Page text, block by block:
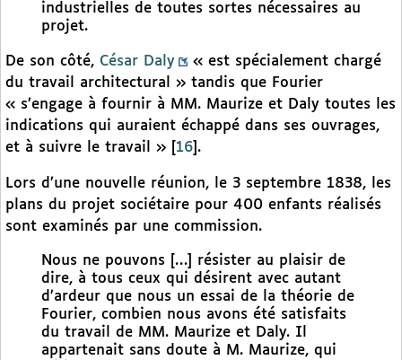
industrielles de toutes sortes nécessaires au
projet.
De son côté, César Daly
« est spécialement chargé
du travail architectural » tandis que Fourier
« s’engage à fournir à MM. Maurize et Daly toutes les
indications qui auraient échappé dans ses ouvrages,
et à suivre le travail »
16 .
Lors d’une nouvelle réunion, le 3 septembre 1838, les
plans du projet sociétaire pour 400 enfants réalisés
sont examinés par une commission.
Nous ne pouvons […] résister au plaisir de
dire, à tous ceux qui désirent avec autant
d’ardeur que nous un essai de la théorie de
Fourier, combien nous avons été satisfaits
du travail de MM. Maurize et Daly. Il
appartenait sans doute à M. Maurize, qui